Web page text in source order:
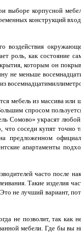
выборе корпусной
конструкций
воздействия
роль, как состояние
которым он
не меньше
мебель из массива или
спросом
Сомово» украсят
что соседи купят точно
предложенном
апартаменты
часто после
Такие изделия
не лучший вариант,
не позволит, так как
мебели. Где бы вы